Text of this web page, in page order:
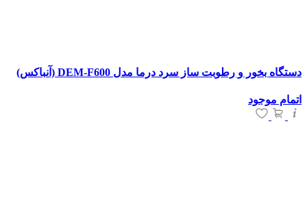
دستگاه بخور و رطوبت ساز سرد درما مدل DEM-F600 (آنباکس)
اتمام موجود